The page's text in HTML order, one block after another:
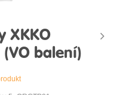
XKKO
balení)